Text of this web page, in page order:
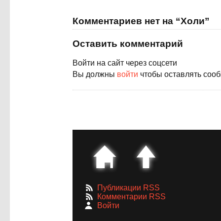
Комментариев нет на “Холи”
Оставить комментарий
Войти на сайт через соцсети
Вы должны войти чтобы оставлять
Публикации RSS
Комментарии RSS
Войти